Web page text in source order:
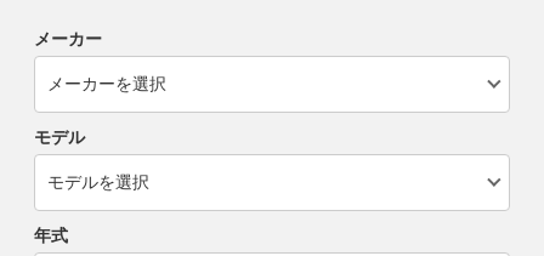
メーカー
モデル
年式